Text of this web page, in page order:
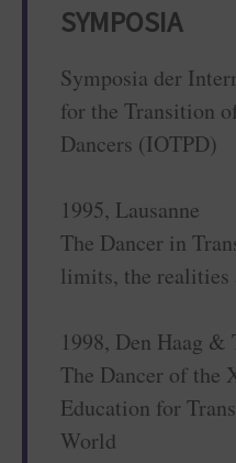
SYMPOSIA
Symposia der
for the Transition
Dancers (IOTPD)
1995, Lausanne
The Dancer in
limits, the realities
1998, Den Haag &
The Dancer of the
Education for
World